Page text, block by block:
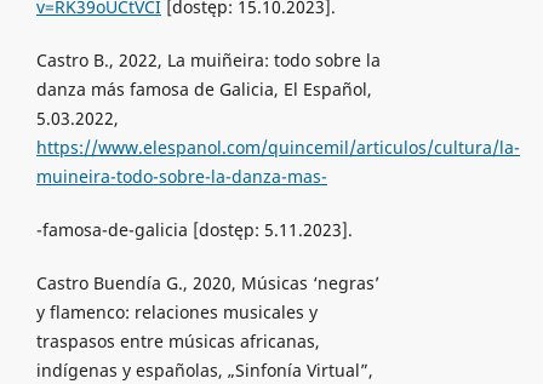
v=RK39oUCtVCI[dostęp: 15.10.2023].
Castro B., 2022, La muiñeira: todo sobre la
danza más famosa de Galicia, El Español,
5.03.2022,
https://www.elespanol.com/quincemil/articulos/cultura/la-
muineira-todo-sobre-la-danza-mas-
-famosa-de-galicia [dostęp: 5.11.2023].
Castro Buendía G., 2020, Músicas ‘negras’
y flamenco: relaciones musicales y
traspasos entre músicas africanas,
indígenas y españolas, „Sinfonía Virtual”,